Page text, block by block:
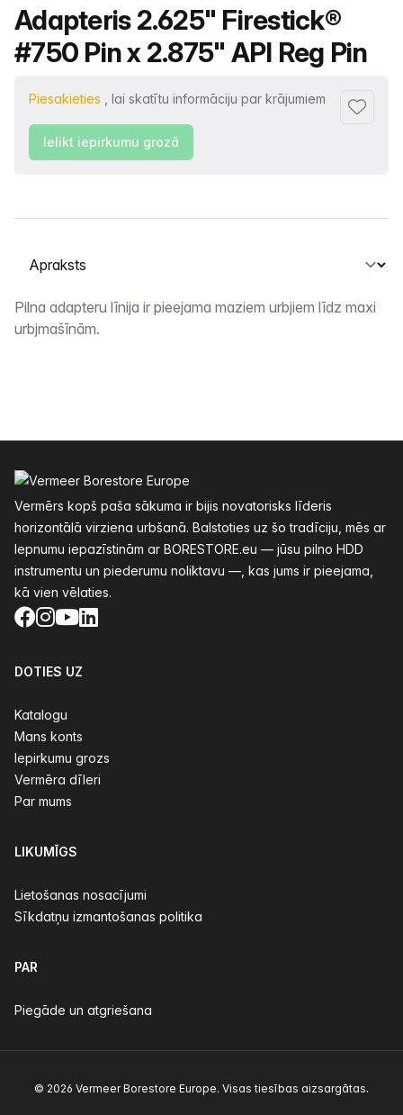
Produkta nosaukums
Adapteris 2.625" Firestick®
#750 Pin x 2.875" API Reg Pin
Piesakieties , lai skatītu informāciju par krājumiem
Ielikt iepirkumu grozā
Atlasiet cilni
Apraksts
Pilna adapteru līnija ir pieejama maziem urbjiem līdz maxi
urbjmašīnām.
Vermērs kopš paša sākuma ir bijis novatorisks līderis
horizontālā virziena urbšanā. Balstoties uz šo tradīciju, mēs ar
lepnumu iepazīstinām ar BORESTORE.eu — jūsu pilno HDD
instrumentu un piederumu noliktavu —, kas jums ir pieejama,
kā vien vēlaties.
Facebook
Instagram
YouTube
LinkedIn
DOTIES UZ
Katalogu
Mans konts
Iepirkumu grozs
Vermēra dīleri
Par mums
LIKUMĪGS
Lietošanas nosacījumi
Sīkdatņu izmantošanas politika
PAR
Piegāde un atgriešana
© 2026 Vermeer Borestore Europe. Visas tiesības aizsargātas.